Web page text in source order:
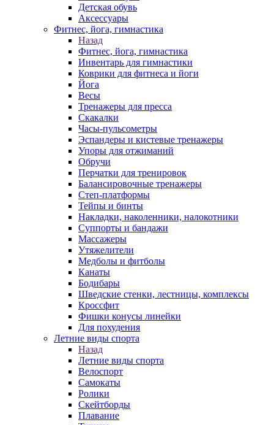
Детская обувь
Аксессуары
Фитнес, йога, гимнастика
Назад
Фитнес, йога, гимнастика
Инвентарь для гимнастики
Коврики для фитнеса и йоги
Йога
Весы
Тренажеры для пресса
Скакалки
Часы-пульсометры
Эспандеры и кистевые тренажеры
Упоры для отжиманий
Обручи
Перчатки для тренировок
Балансировочные тренажеры
Степ-платформы
Тейпы и бинты
Накладки, наколенники, налокотники
Суппорты и бандажи
Массажеры
Утяжелители
Медболы и фитболы
Канаты
Бодибары
Шведские стенки, лестницы, комплексы
Кроссфит
Фишки конусы линейки
Для похудения
Летние виды спорта
Назад
Летние виды спорта
Велоспорт
Самокаты
Ролики
Скейтборды
Плавание